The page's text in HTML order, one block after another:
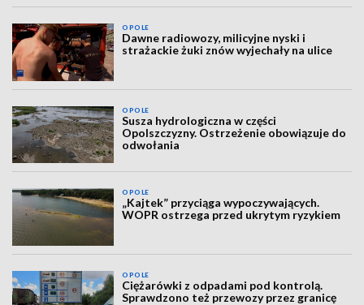
OPOLE
Dawne radiowozy, milicyjne nyski i
strażackie żuki znów wyjechały na ulice
OPOLE
Susza hydrologiczna w części
Opolszczyzny. Ostrzeżenie obowiązuje do
odwołania
OPOLE
„Kajtek” przyciąga wypoczywających.
WOPR ostrzega przed ukrytym ryzykiem
OPOLE
Ciężarówki z odpadami pod kontrolą.
Sprawdzono też przewozy przez granicę